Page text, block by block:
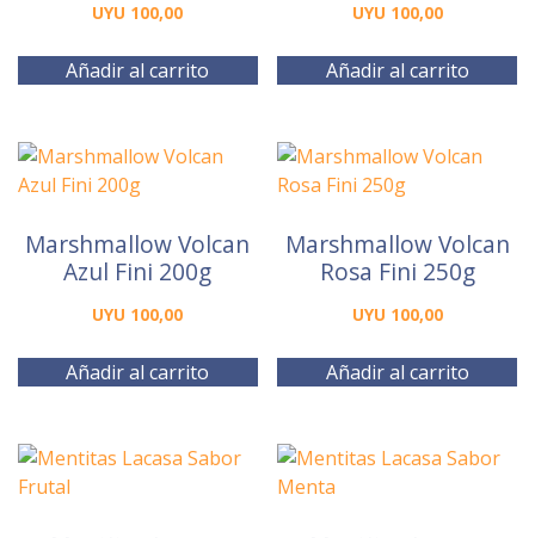
UYU 100,00
Añadir al carrito
UYU 100,00
Añadir al carrito
Marshmallow Volcan
Azul Fini 200g
UYU 100,00
Añadir al carrito
Marshmallow Volcan
Rosa Fini 250g
UYU 100,00
Añadir al carrito